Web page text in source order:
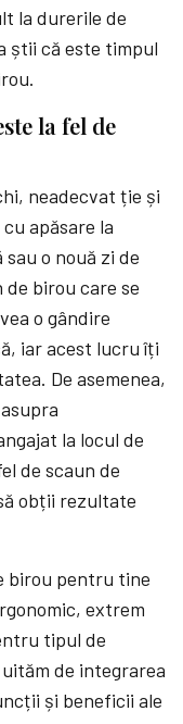
la durerile de
știi că este timpul
la fel de
neadecvat ție și
apăsare la
o nouă zi de
birou care se
o gândire
iar acest lucru îți
De asemenea,
la locul de
de scaun de
obții rezultate
birou pentru tine
extrem
tipul de
de integrarea
și beneficii ale